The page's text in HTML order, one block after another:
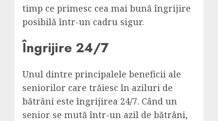
timp ce primesc cea mai bună îngrijire
posibilă într-un cadru sigur.
Îngrijire 24/7
Unul dintre principalele beneficii ale
seniorilor care trăiesc în aziluri de
bătrâni este îngrijirea 24/7. Când un
senior se mută într-un azil de bătrâni,